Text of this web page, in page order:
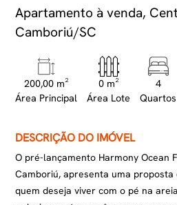
Apartamento à venda,
Camboriú/SC
200,00 m²
Área Principal
0 m²
Área Lote
4
Quartos
DESCRIÇÃO DO IMÓVEL
O pré-lançamento Harmony Ocean
Camboriú, apresenta uma
quem deseja viver com o pé na